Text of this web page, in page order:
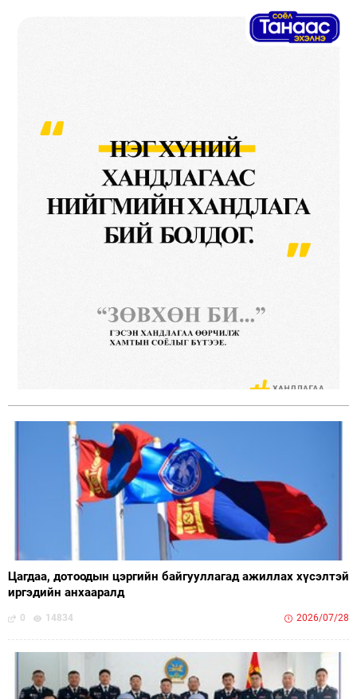
Цагдаа, дотоодын цэргийн байгууллагад ажиллах хүсэлтэй
иргэдийн анхааралд
0 14834 2026/07/28